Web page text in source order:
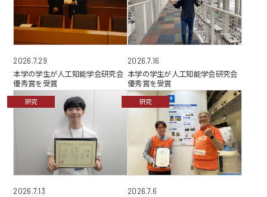
2026.7.29
本学の学生が人工知能学会研究会
優秀賞を受賞
2026.7.16
本学の学生が人工知能学会研究会
優秀賞を受賞
研究
2026.7.13
研究
2026.7.6